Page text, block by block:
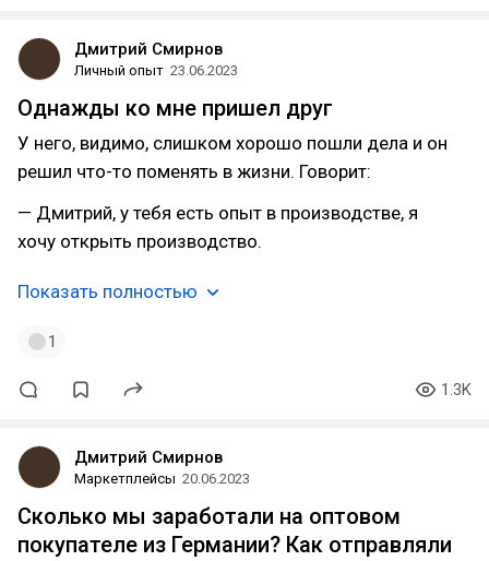
Дмитрий Смирнов
Личный опыт 23.06.2023
Однажды ко мне пришел друг
У него, видимо, слишком хорошо пошли дела и он
решил что-то поменять в жизни. Говорит:
— Дмитрий, у тебя есть опыт в производстве, я
хочу открыть производство.
Показать полностью
1
1.3K
Дмитрий Смирнов
Маркетплейсы 20.06.2023
Сколько мы заработали на оптовом
покупателе из Германии? Как отправляли